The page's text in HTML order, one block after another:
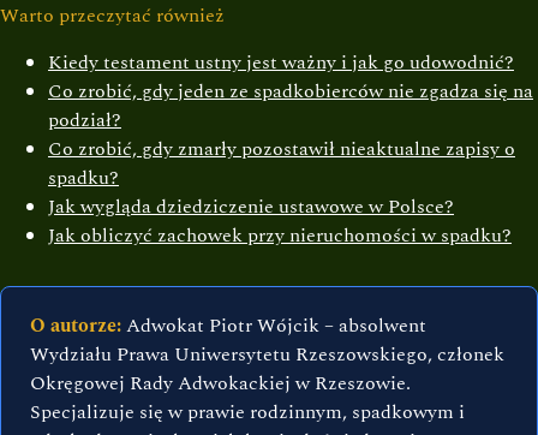
Warto przeczytać również
Kiedy testament ustny jest ważny i jak go udowodnić?
Co zrobić, gdy jeden ze spadkobierców nie zgadza się na
podział?
Co zrobić, gdy zmarły pozostawił nieaktualne zapisy o
spadku?
Jak wygląda dziedziczenie ustawowe w Polsce?
Jak obliczyć zachowek przy nieruchomości w spadku?
O autorze:Adwokat Piotr Wójcik – absolwent
Wydziału Prawa Uniwersytetu Rzeszowskiego, członek
Okręgowej Rady Adwokackiej w Rzeszowie.
Specjalizuje się w prawie rodzinnym, spadkowym i